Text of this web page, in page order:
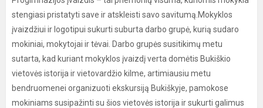
stengiasi pristatyti save ir atskleisti savo savitumą.Mokyklos
įvaizdžiui ir logotipui sukurti suburta darbo grupė, kurią sudaro
mokiniai, mokytojai ir tėvai. Darbo grupės susitikimų metu
sutarta, kad kuriant mokyklos įvaizdį verta domėtis Bukiškio
vietovės istorija ir vietovardžio kilme, artimiausiu metu
bendruomenei organizuoti ekskursiją Bukiškyje, pamokose
mokiniams susipažinti su šios vietovės istorija ir sukurti galimus